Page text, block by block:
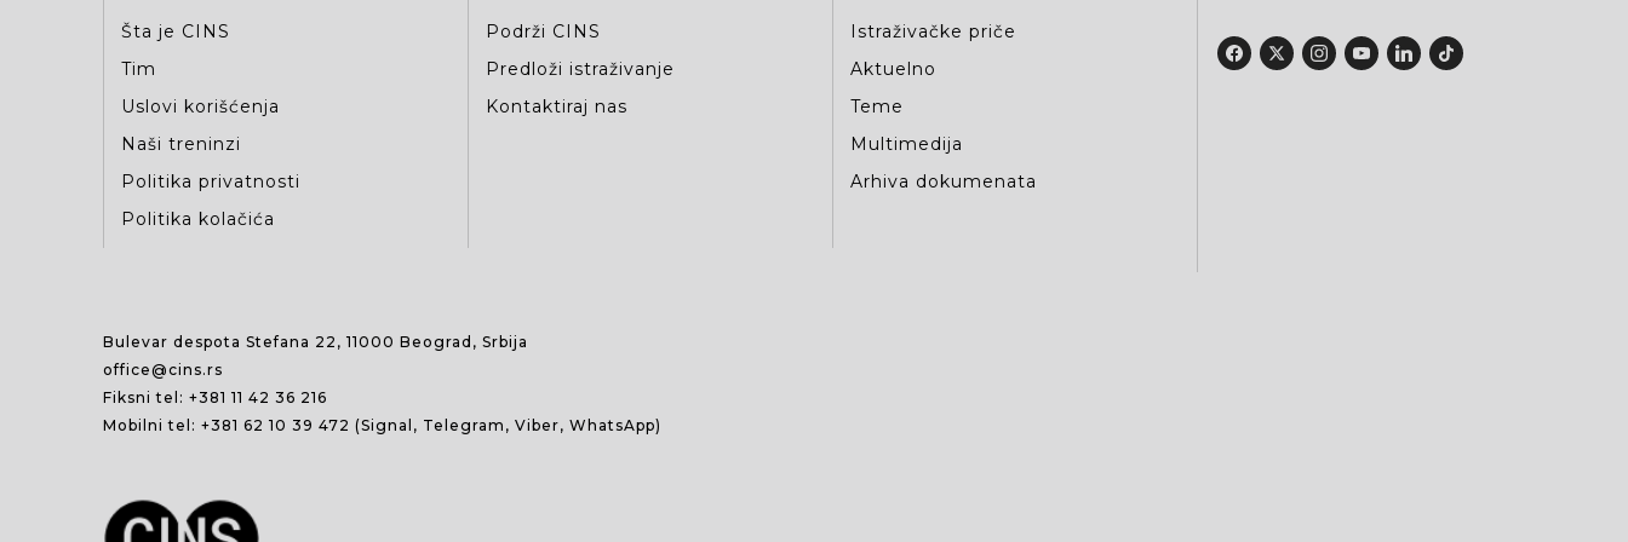
Šta je CINS
Tim
Uslovi korišćenja
Naši treninzi
Politika privatnosti
Politika kolačića
Podrži CINS
Predloži istraživanje
Kontaktiraj nas
Istraživačke priče
Aktuelno
Teme
Multimedija
Arhiva dokumenata
Bulevar despota Stefana 22, 11000 Beograd, Srbija
office@cins.rs
Fiksni tel: +381 11 42 36 216
Mobilni tel: +381 62 10 39 472 (Signal, Telegram, Viber, WhatsApp)